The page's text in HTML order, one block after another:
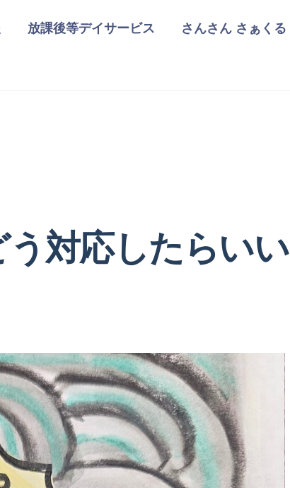
放課後等デイサービス さんさん さぁくる
対応したらいい